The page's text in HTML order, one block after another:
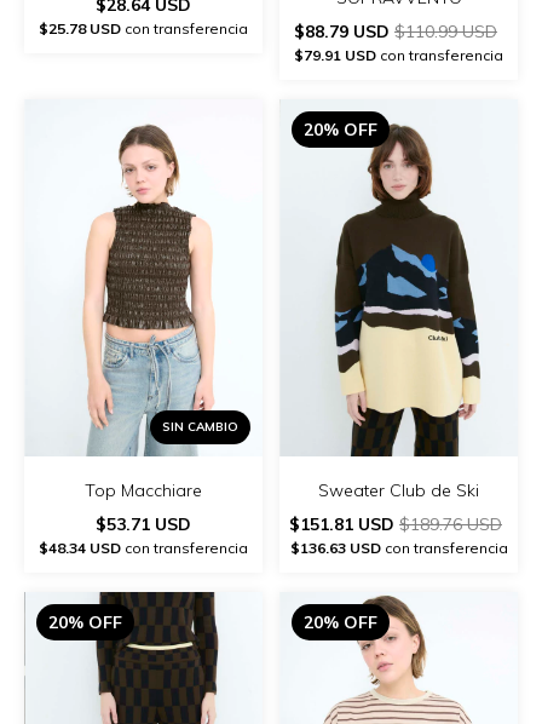
$28.64 USD
$25.78 USD con transferencia
$88.79 USD $110.99 USD
$79.91 USD con transferencia
SIN CAMBIO
Top Macchiare
$53.71 USD
$48.34 USD con transferencia
20% OFF
Sweater Club de Ski
$151.81 USD $189.76 USD
$136.63 USDcon transferencia
20% OFF 20% OFF